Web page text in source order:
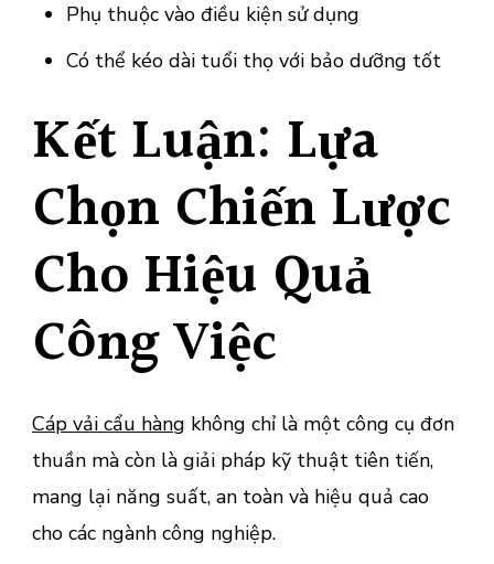
Phụ thuộc vào điều kiện sử dụng
Có thể kéo dài tuổi thọ với bảo dưỡng tốt
Kết Luận: Lựa
Chọn Chiến Lược
Cho Hiệu Quả
Công Việc
Cáp vải cẩu hàng không chỉ là một công cụ đơn
thuần mà còn là giải pháp kỹ thuật tiên tiến,
mang lại năng suất, an toàn và hiệu quả cao
cho các ngành công nghiệp.